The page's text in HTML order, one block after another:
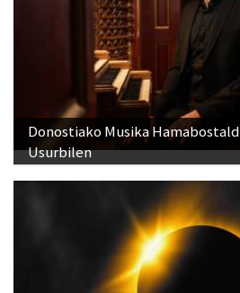
Donostiako Musika
Usurbilen